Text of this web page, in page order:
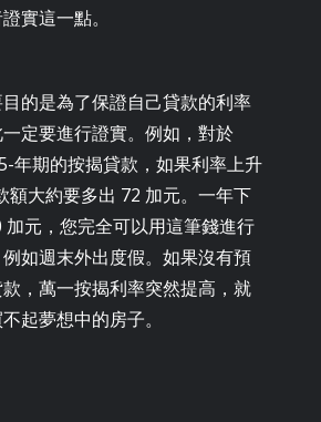
實這一點。
的是為了保證自己貸款的利率
定要進行證實。例如，對於
年期的按揭貸款，如果利率上升
額大約要多出 72 加元。一年下
加元，您完全可以用這筆錢進行
如週末外出度假。如果沒有預
，萬一按揭利率突然提高，就
起夢想中的房子。